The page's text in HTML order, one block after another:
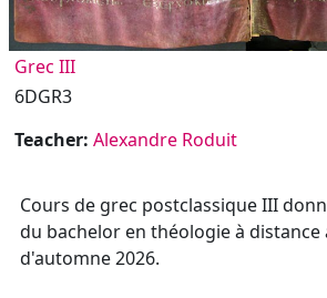
Grec III
6DGR3
Teacher: Alexandre Roduit
Cours de grec postclassique III
du bachelor en théologie à distance
d'automne 2026.